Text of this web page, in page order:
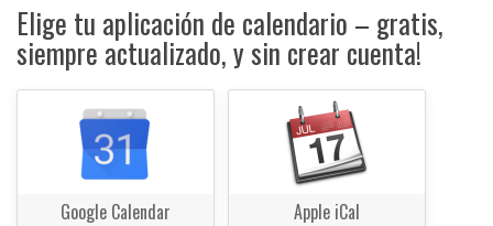
Elige tu aplicación de calendario – gratis,
siempre actualizado, y sin crear cuenta!
Google Calendar Apple iCal